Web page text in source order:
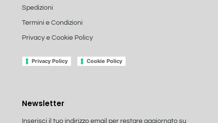
Spedizioni
Termini e Condizioni
Privacy e Cookie Policy
Privacy Policy Cookie Policy
Newsletter
Inserisci il tuo indirizzo email per restare aggiornato su